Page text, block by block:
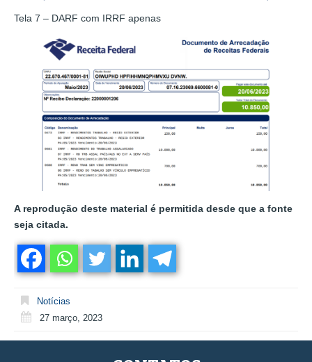
Tela 7 – DARF com IRRF apenas
A reprodução deste material é permitida desde que a fonte
seja citada.
Notícias
27 março, 2023